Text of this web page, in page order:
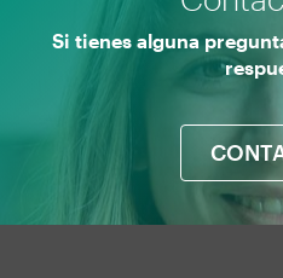
Si tienes alguna